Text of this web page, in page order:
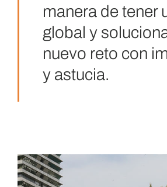
manera de tener
global y
nuevo reto con
y astucia.